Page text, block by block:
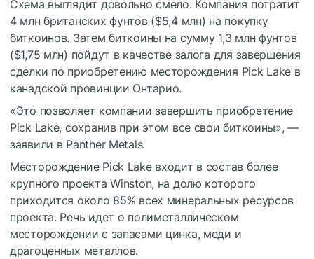
Схема выглядит довольно смело. Компания потратит
4 млн британских фунтов ($5,4 млн) на покупку
биткоинов. Затем биткоины на сумму 1,3 млн фунтов
($1,75 млн) пойдут в качестве залога для завершения
сделки по приобретению месторождения Pick Lake в
канадской провинции Онтарио.
«Это позволяет компании завершить приобретение
Pick Lake, сохранив при этом все свои биткоины», —
заявили в Panther Metals.
Месторождение Pick Lake входит в состав более
крупного проекта Winston, на долю которого
приходится около 85% всех минеральных ресурсов
проекта. Речь идет о полиметаллическом
месторождении с запасами цинка, меди и
драгоценных металлов.